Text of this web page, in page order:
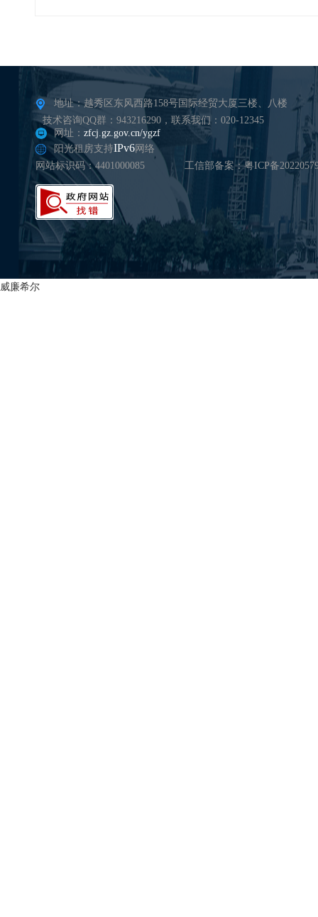
地址：越秀区东风西路158号国际经贸大厦三楼、八楼
技术咨询QQ群：943216290，联系我们：020-12345
网址： zfcj.gz.gov.cn/ygzf
阳光租房支持IPv6网络
网站标识码：4401000085
工信部备案：粤ICP备
威廉希尔